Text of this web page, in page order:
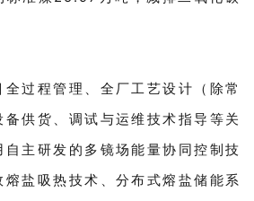
过程管理、全厂工艺设计（除常
供货、调试与运维技术指导等关
主研发的多镜场能量协同控制技
盐吸热技术、分布式熔盐储能系